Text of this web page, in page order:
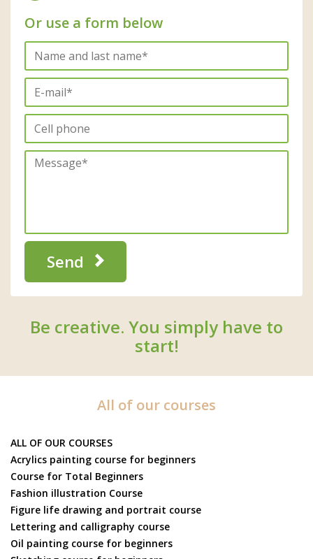
Or use a form below
Send
Be creative. You simply have to
start!
All of our courses
ALL OF OUR COURSES
Acrylics painting course for beginners
Course for Total Beginners
Fashion illustration Course
Figure life drawing and portrait course
Lettering and calligraphy course
Oil painting course for beginners